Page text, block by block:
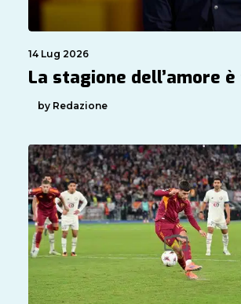
14 Lug 2026
La stagione dell’amore
by Redazione